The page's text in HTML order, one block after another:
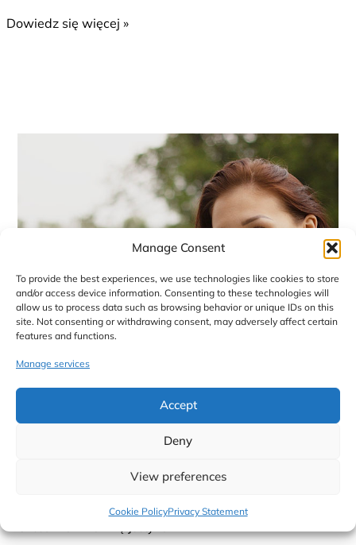
Manage Consent
To provide the best experiences, we use technologies like cookies to store
and/or access device information. Consenting to these technologies will
allow us to process data such as browsing behavior or unique IDs on this
site. Not consenting or withdrawing consent, may adversely affect certain
features and functions.
Manage services
Accept
Deny
View preferences
Cookie PolicyPrivacy Statement
Dowiedz się więcej »